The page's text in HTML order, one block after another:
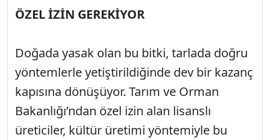
ÖZEL İZİN GEREKİYOR
Doğada yasak olan bu bitki, tarlada doğru
yöntemlerle yetiştirildiğinde dev bir kazanç
kapısına dönüşüyor. Tarım ve Orman
Bakanlığı’ndan özel izin alan lisanslı
üreticiler, kültür üretimi yöntemiyle bu